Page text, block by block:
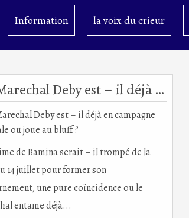
Information la voix du crieur
Le #Marechal Deby est – il déjà en campagne électorale ou joue au bluff ?
de Bamina serait – il trompé de la
14 juillet pour former son
une pure coïncidence ou le
entame déjà...